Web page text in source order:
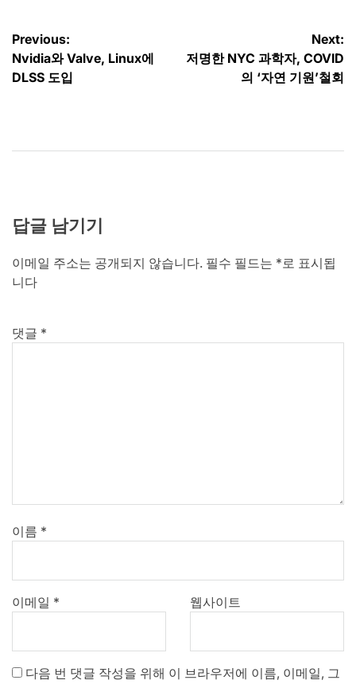
글
탐
Previous:
Nvidia와 Valve, Linux에
DLSS 도입
Next:
저명한 NYC 과학자, COVID
의 ‘자연 기원’철회
답글 남기기
이메일 주소는 공개되지 않습니다. 필수 필드는 *로 표시됩
니다
댓글 *
이름 *
이메일 * 웹사이트
다음 번 댓글 작성을 위해 이 브라우저에 이름, 이메일, 그